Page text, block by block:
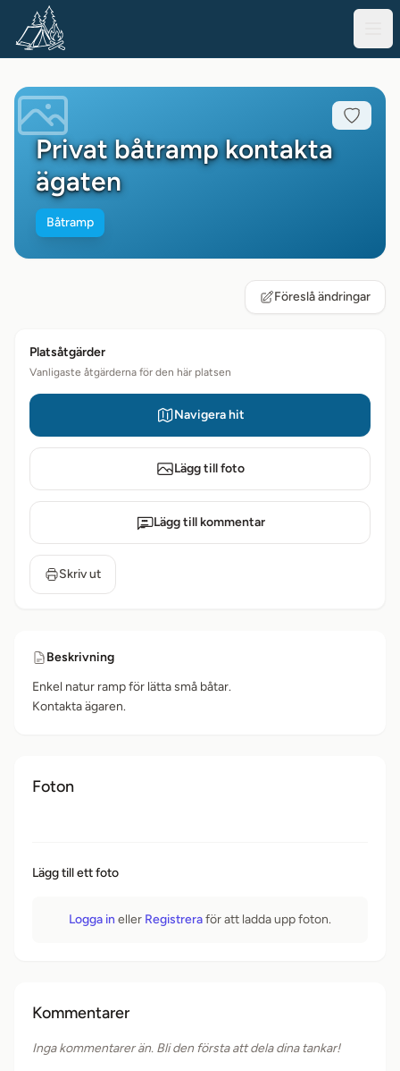
Privat båtramp kontakta
ägaten
Båtramp
Föreslå ändringar
Platsåtgärder
Vanligaste åtgärderna för den här platsen
Navigera hit
Lägg till foto
Lägg till kommentar
Skriv ut
Beskrivning
Enkel natur ramp för lätta små båtar.
Kontakta ägaren.
Foton
Lägg till ett foto
Logga in eller Registreraför att ladda upp foton.
Kommentarer
Inga kommentarer än. Bli den första att dela dina tankar!